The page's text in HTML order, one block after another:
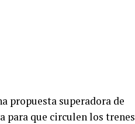
propuesta superadora de
para que circulen los trenes